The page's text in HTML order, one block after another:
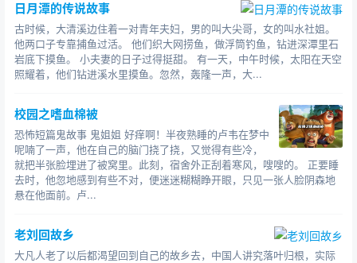
日月潭的传说故事
古时候，大清溪边住着一对青年夫妇，男的叫大尖哥，女的叫水社姐。
他两口子专靠捕鱼过活。 他们织大网捞鱼，做浮筒钓鱼，钻进深潭里石
岩底下摸鱼。 小夫妻的日子过得挺甜。 有一天，中午时候，太阳在天空
照耀着，他们钻进溪水里摸鱼。忽然，轰隆一声，大...
校园之嗜血棉被
恐怖短篇鬼故事 鬼姐姐 好痒啊！半夜熟睡的卢韦在梦中
呢喃了一声，他在自己的脑门挠了挠，又觉得有些冷，
就把半张脸埋进了被窝里。此刻，宿舍外正刮着寒风，嗖嗖的。 正要睡
去时，他忽地感到有些不对，便迷迷糊糊睁开眼，只见一张人脸阴森地
悬在他面前。卢...
老刘回故乡
大凡人老了以后都渴望回到自己的故乡去，中国人讲究落叶归根，实际